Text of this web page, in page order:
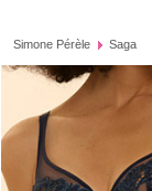
Simone Pérèle Saga